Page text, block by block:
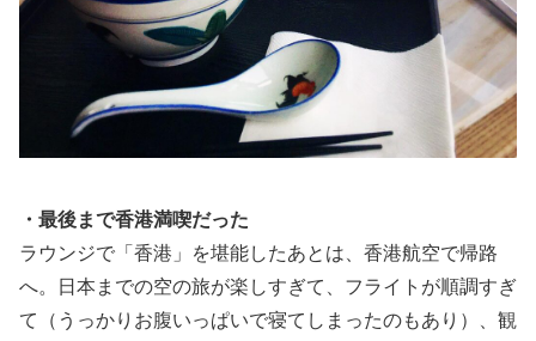
・最後まで香港満喫だった
ラウンジで「香港」を堪能したあとは、香港航空で帰路
へ。日本までの空の旅が楽しすぎて、フライトが順調すぎ
て（うっかりお腹いっぱいで寝てしまったのもあり）、観